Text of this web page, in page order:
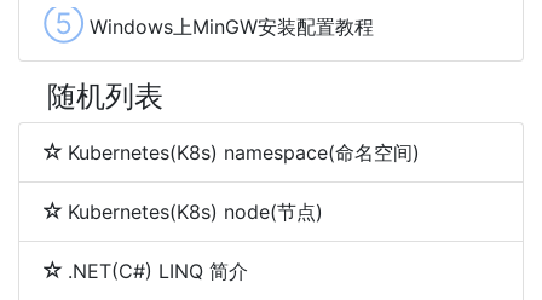
⑤ Windows上MinGW安装配置教程
随机列表
Kubernetes(K8s) namespace(命名空间)
Kubernetes(K8s) node(节点)
.NET(C#) LINQ 简介